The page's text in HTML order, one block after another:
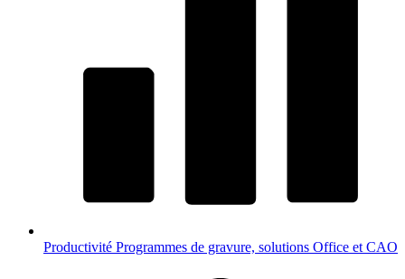
Productivité Programmes de gravure, solutions Office et CAO